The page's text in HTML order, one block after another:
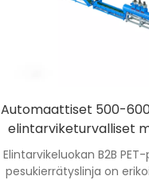
Automaattiset 500-
elintarviketurvalliset
kierrätyslaitteet
lemmikkipulloille
Elintarvikeluokan B2B
pesukierrätyslinja on